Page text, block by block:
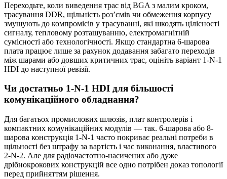
Переходьте, коли виведення трас від BGA з малим кроком,
трасування DDR, щільність роз’ємів чи обмеження корпусу
змушують до компромісів у трасуванні, які шкодять цілісності
сигналу, тепловому розташуванню, електромагнітній
сумісності або технологічності. Якщо стандартна 6-шарова
плата працює лише за рахунок додавання забагато переходів
між шарами або довших критичних трас, оцініть варіант 1-N-1
HDI до наступної ревізії.
Чи достатньо 1-N-1 HDI для більшості
комунікаційного обладнання?
Для багатьох промислових шлюзів, плат контролерів і
компактних комунікаційних модулів — так. 6-шарова або 8-
шарова конструкція 1-N-1 часто покриває реальні потреби в
щільності без штрафу за вартість і час виконання, властивого
2-N-2. Але для радіочастотно-насичених або дуже
дрібнокрокових конструкцій все одно потрібен доказ топології
перед прийняттям рішення.